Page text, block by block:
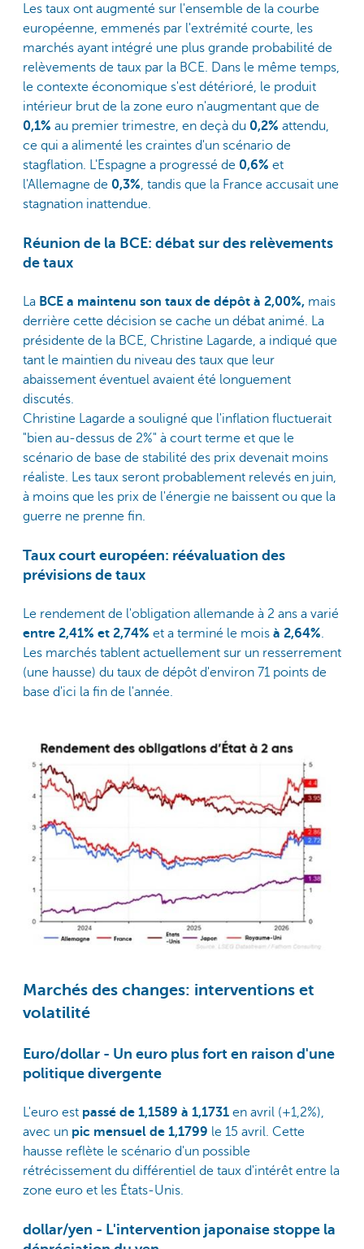
Les taux ont augmenté sur l'ensemble de la courbe
européenne, emmenés par l'extrémité courte, les
marchés ayant intégré une plus grande probabilité de
relèvements de taux par la BCE. Dans le même temps,
le contexte économique s'est détérioré, le produit
intérieur brut de la zone euro n'augmentant que de
0,1% au premier trimestre, en deçà du 0,2% attendu,
ce qui a alimenté les craintes d'un scénario de
stagflation. L'Espagne a progressé de 0,6% et
l'Allemagne de 0,3%, tandis que la France accusait une
stagnation inattendue.
Réunion de la BCE: débat sur des relèvements
de taux
La BCE a maintenu son taux de dépôt à 2,00%, mais
derrière cette décision se cache un débat animé. La
présidente de la BCE, Christine Lagarde, a indiqué que
tant le maintien du niveau des taux que leur
abaissement éventuel avaient été longuement
discutés.
Christine Lagarde a souligné que l'inflation fluctuerait
"bien au-dessus de 2%" à court terme et que le
scénario de base de stabilité des prix devenait moins
réaliste. Les taux seront probablement relevés en juin,
à moins que les prix de l'énergie ne baissent ou que la
guerre ne prenne fin.
Taux court européen: réévaluation des
prévisions de taux
Le rendement de l'obligation allemande à 2 ans a varié
entre 2,41% et 2,74% et a terminé le mois à 2,64%.
Les marchés tablent actuellement sur un resserrement
(une hausse) du taux de dépôt d'environ 71 points de
base d'ici la fin de l'année.
Marchés des changes: interventions et
volatilité
Euro/dollar - Un euro plus fort en raison d'une
politique divergente
L'euro est passé de 1,1589 à 1,1731 en avril (+1,2%),
avec un pic mensuel de 1,1799 le 15 avril. Cette
hausse reflète le scénario d'un possible
rétrécissement du différentiel de taux d'intérêt entre la
zone euro et les États-Unis.
dollar/yen - L'intervention japonaise stoppe la